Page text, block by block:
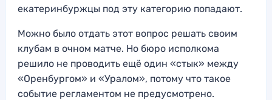
екатеринбуржцы под эту категорию попадают.
Можно было отдать этот вопрос решать своим
клубам в очном матче. Но бюро исполкома
решило не проводить ещё один «стык» между
«Оренбургом» и «Уралом», потому что такое
событие регламентом не предусмотрено.